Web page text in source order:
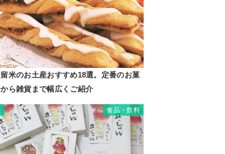
米のお土産おすすめ18選。定番のお菓
ら雑貨まで幅広くご紹介
食品・飲料